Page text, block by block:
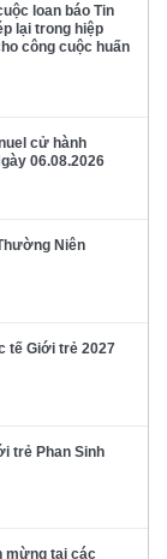
loan báo Tin
lại trong hiệp
công cuộc huấn
cử hành
06.08.2026
Niên
tế Giới trẻ 2027
trẻ Phan Sinh
mừng tại các